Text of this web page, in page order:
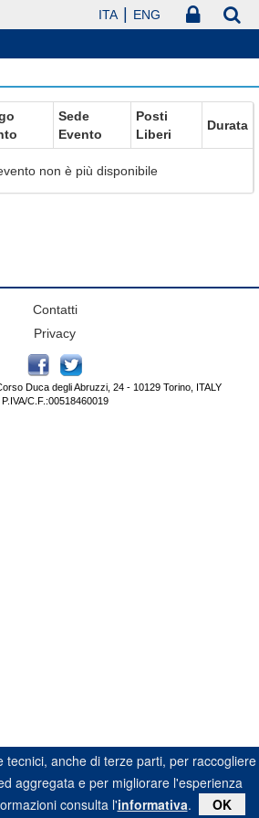
ITA ENG
Sede
Evento
Posti
Liberi
Durata
non è più disponibile
Contatti
Privacy
Duca degli Abruzzi, 24 - 10129 Torino, ITALY
P.IVA/C.F.:00518460019
tecnici, anche di terze parti, per raccogliere
aggregata e per migliorare l'esperienza
consulta l'informativa. OK